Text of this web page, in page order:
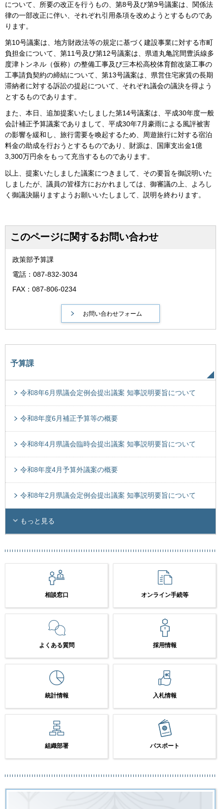
について、所要の改正を行うもの、第8号及び第9号議案は、関係法
律の一部改正に伴い、それぞれ引用条項を改めようとするものであ
ります。
第10号議案は、地方財政法等の規定に基づく建設事業に対する市町
負担金について、第11号及び第12号議案は、県道丸亀詫間豊浜線多
度津トンネル（仮称）の整備工事及び三本松高校体育館改築工事の
工事請負契約の締結について、第13号議案は、県営住宅家賃の長期
滞納者に対する訴訟の提起について、それぞれ議会の議決を得よう
とするものであります。
また、本日、追加提案いたしました第14号議案は、平成30年度一般
会計補正予算議案でありまして、平成30年7月豪雨による風評被害
の影響を緩和し、旅行需要を喚起するため、周遊旅行に対する宿泊
料金の助成を行おうとするものであり、財源は、国庫支出金1億
3,300万円余をもって充当するものであります。
以上、提案いたしました議案につきまして、その要旨を御説明いた
しましたが、議員の皆様方におかれましては、御審議の上、よろし
く御議決賜りますようお願いいたしまして、説明を終わります。
このページに関するお問い合わせ
政策部予算課
電話：087-832-3034
FAX：087-806-0234
予算課
令和8年6月県議会定例会提出議案 知事説明要旨について
令和8年度6月補正予算等の概要
令和8年4月県議会臨時会提出議案 知事説明要旨について
令和8年度4月予算外議案の概要
令和8年2月県議会定例会提出議案 知事説明要旨について
もっと見る
相談窓口 オンライン手続等
よくある質問 採用情報
統計情報 入札情報
組織部署 パスポート